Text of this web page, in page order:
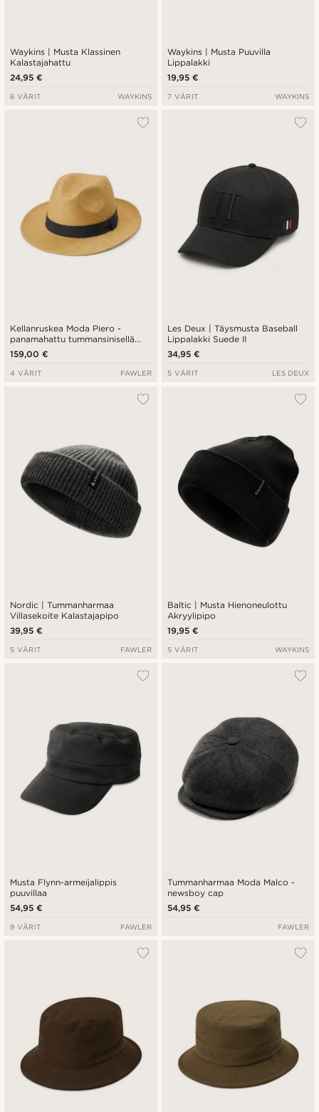
Waykins | Musta Klassinen
Kalastajahattu
24,95 €
6 VÄRIT WAYKINS
Waykins | Musta Puuvilla
Lippalakki
19,95 €
7 VÄRIT WAYKINS
Kellanruskea Moda Piero -
panamahattu tummansinisellä
nauhalla
159,00 €
4 VÄRIT FAWLER
Les Deux | Täysmusta Baseball
Lippalakki Suede II
34,95 €
5 VÄRIT LES DEUX
Nordic | Tummanharmaa
Villasekoite Kalastajapipo
39,95 €
5 VÄRIT FAWLER
Baltic | Musta Hienoneulottu
Akryylipipo
19,95 €
5 VÄRIT WAYKINS
Musta Flynn-armeijalippis
puuvillaa
54,95 €
9 VÄRIT FAWLER
Tummanharmaa Moda Malco -
newsboy cap
54,95 €
FAWLER